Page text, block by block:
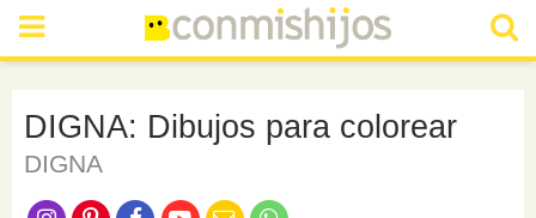
DIGNA: Dibujos para colorear
DIGNA